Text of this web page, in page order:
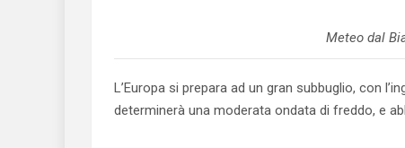
Meteo dal
L’Europa si prepara ad un gran subbuglio, con
determinerà una moderata ondata di freddo, e